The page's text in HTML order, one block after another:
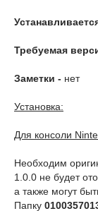
Требуемая
Заметки - нет
Установка:
Для консоли
Необходим
1.0.0 не будет
а также могут
Папку